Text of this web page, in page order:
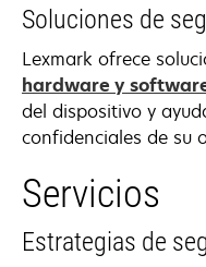
Soluciones de
Lexmark ofrece
hardware y
del dispositivo y
confidenciales de su
Servicios
Estrategias de